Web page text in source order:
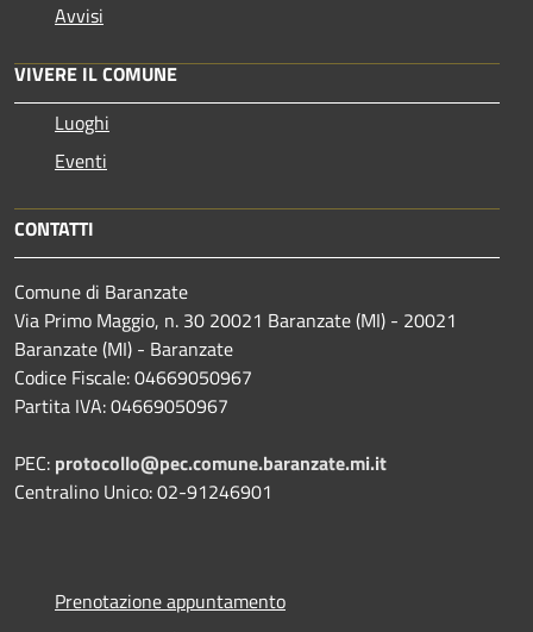
Avvisi
VIVERE IL COMUNE
Luoghi
Eventi
CONTATTI
Comune di Baranzate
Via Primo Maggio, n. 30 20021 Baranzate (MI) - 20021
Baranzate (MI) - Baranzate
Codice Fiscale: 04669050967
Partita IVA: 04669050967
PEC: protocollo@pec.comune.baranzate.mi.it
Centralino Unico: 02-91246901
Prenotazione appuntamento